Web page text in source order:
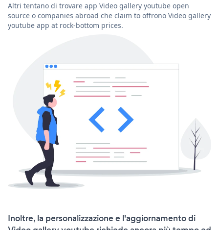
Altri tentano di trovare app Video gallery youtube open
source o companies abroad che claim to offrono Video gallery
youtube app at rock-bottom prices.
Inoltre, la personalizzazione e l'aggiornamento di